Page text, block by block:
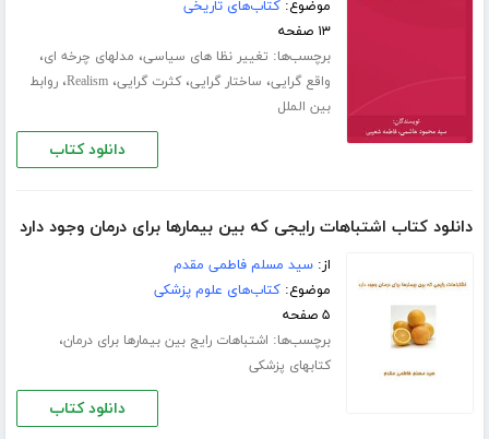
موضوع:کتاب‌های تاریخی
۱۳ صفحه
برچسب‌ها: تغییر نظا های سیاسی، مدلهای چرخه ای،
واقع گرایی، ساختار گرایی،کثرت گرایی،Realism،روابط
بین الملل
دانلود کتاب
دانلود کتاب اشتباهات رایجی که بین بیمارها برای درمان وجود دارد
از:سید مسلم فاطمی مقدم
موضوع:کتاب‌های علوم پزشکی
۵ صفحه
برچسب‌ها: اشتباهات رایج بین بیمارها برای درمان،
کتابهای پزشکی
دانلود کتاب